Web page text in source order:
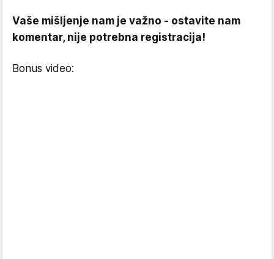
Vaše mišljenje nam je važno - ostavite nam
komentar, nije potrebna registracija!
Bonus video: